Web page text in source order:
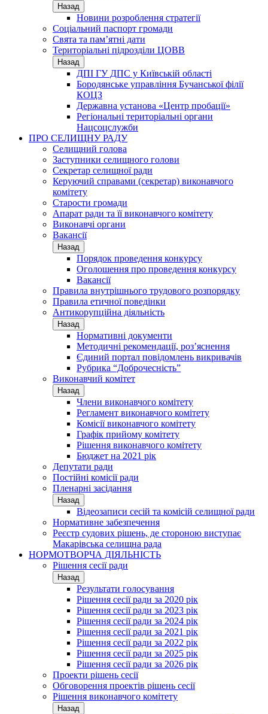
Назад
Новини розроблення стратегії
Соціальний паспорт громади
Свята та пам’ятні дати
Територіальні підрозділи ЦОВВ
Назад
ДПІ ГУ ДПС у Київській області
Бородянське управління Бучанської філії
КОЦЗ
Державна установа «Центр пробації»
Регіональні територіальні органи
Нацсоцслужби
ПРО СЕЛИЩНУ РАДУ
Селищний голова
Заступники селищного голови
Секретар селищної ради
Керуючий справами (секретар) виконавчого
комітету
Старости громади
Апарат ради та її виконавчого комітету
Виконавчі органи
Вакансії
Назад
Порядок проведення конкурсу
Оголошення про проведення конкурсу
Вакансії
Правила внутрішнього трудового розпорядку
Правила етичної поведінки
Антикорупційна діяльність
Назад
Нормативні документи
Методичні рекомендації, роз’яснення
Єдиний портал повідомлень викривачів
Рубрика “Доброчесність”
Виконавчий комітет
Назад
Члени виконавчого комітету
Регламент виконавчого комітету
Комісії виконавчого комітету
Графік прийому комітету
Рішення виконавчого комітету
Бюджет на 2021 рік
Депутати ради
Постійні комісії ради
Пленарні засідання
Назад
Відеозаписи сесій та комісій селищної ради
Нормативне забезпечення
Реєстр судових рішень, де стороною виступає
Макарівська селищна рада
НОРМОТВОРЧА ДІЯЛЬНІСТЬ
Рішення сесії ради
Назад
Результати голосування
Рішення сесії ради за 2020 рік
Рішення сесії ради за 2023 рік
Рішення сесії ради за 2024 рік
Рішення сесії ради за 2021 рік
Рішення сесії ради за 2022 рік
Рішення сесії ради за 2025 рік
Рішення сесії ради за 2026 рік
Проекти рішень сесії
Обговорення проектів рішень сесії
Рішення виконавчого комітету
Назад